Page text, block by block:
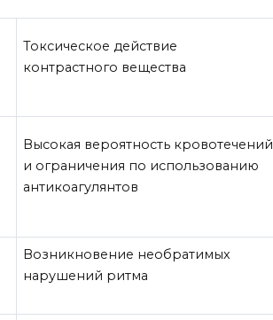
Токсическое действие
контрастного вещества
Высокая вероятность кровотечений
и ограничения по использованию
антикоагулянтов
Возникновение необратимых
нарушений ритма